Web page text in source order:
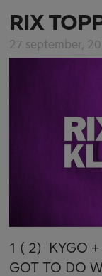
RIX
27 september,
1 ( 2) KYGO +
GOT TO DO